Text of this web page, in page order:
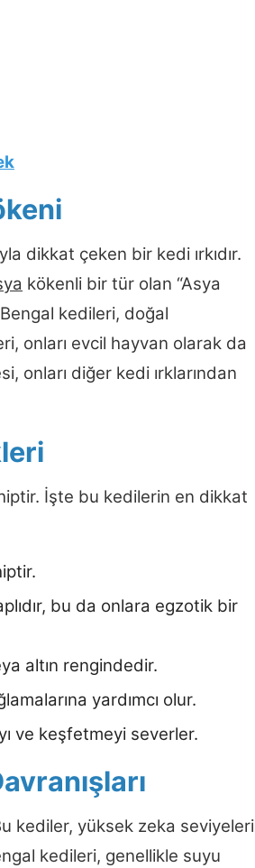
dikkat çeken bir kedi ırkıdır.
kökenli bir tür olan “Asya
kedileri, doğal
onları evcil hayvan olarak da
onları diğer kedi ırklarından
İşte bu kedilerin en dikkat
bu da onlara egzotik bir
altın rengindedir.
yardımcı olur.
ve keşfetmeyi severler.
kediler, yüksek zeka seviyeleri
kedileri, genellikle suyu